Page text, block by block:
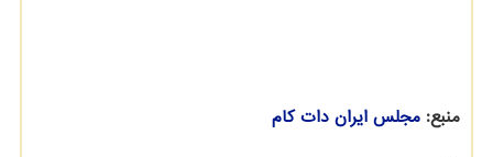
منبع: مجلس ایران دات كام